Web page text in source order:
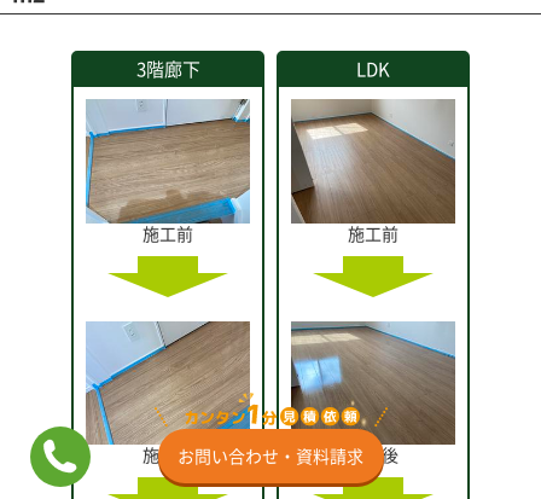
3階廊下
施工前
施工後
LDK
施工前
施工後
お問い合わせ・資料請求